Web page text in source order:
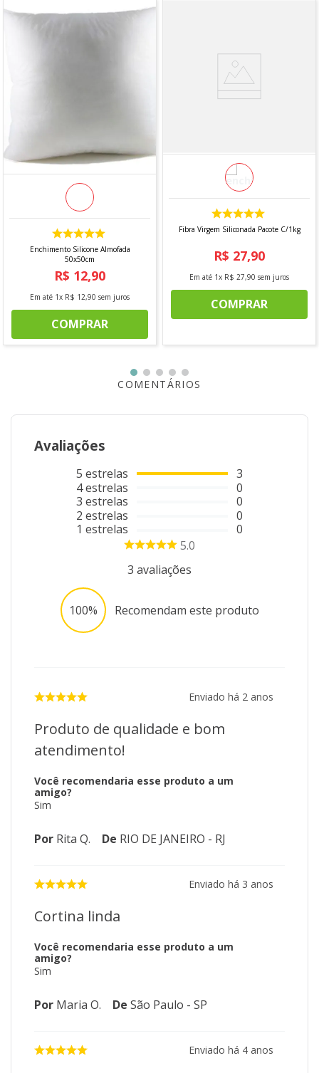
CARACTERÍSTICAS
- Largura: 4,20 m
- Altura: 2,50m
MODO DE LAVAGEM
Lavar a Mão/Não usar alvejante a base de cloro
*Imagem meramente ilustrativa
Enchimento Silicone Almofada
50x50cm
R$ 12,90
Em até 1x R$ 12,90 sem juros
COMPRAR
Fibra Virgem Siliconada Pacote C/1kg
R$ 27,90
Em até 1x R$ 27,90 sem juros
COMPRAR
COMENTÁRIOS
Avaliações
5 estrelas
4estrelas
3 estrelas
2 estrelas
1 estrelas
3
0
0
0
0
5.0
3 avaliações
100% Recomendam este produto
Enviado há 2 anos
Produto de qualidade e bom
atendimento!
Você recomendaria esse produto a um
amigo?
Sim
Por Rita Q. De RIO DE JANEIRO - RJ
Enviado há 3 anos
Cortina linda
Você recomendaria esse produto a um
amigo?
Sim
Por Maria O. De São Paulo - SP
Enviado há 4 anos